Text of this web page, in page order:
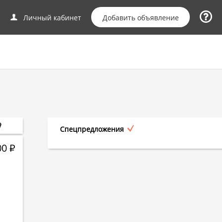
Личный кабинет Добавить объявление
Р
Спецпредложения